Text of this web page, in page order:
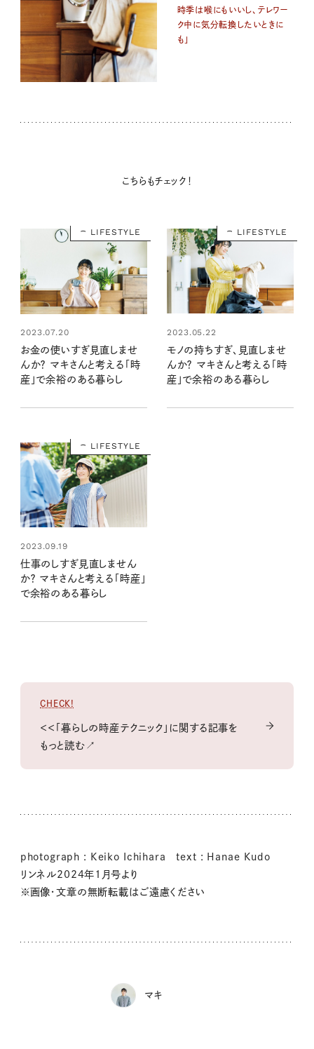
時季は喉にもいいし、テレワー
ク中に気分転換したいときに
も」
こちらもチェック！
LIFESTYLE
2023.07.20
お金の使いすぎ見直しませ
んか？ マキさんと考える「時
産」で余裕のある暮らし
LIFESTYLE
2023.05.22
モノの持ちすぎ、見直しませ
んか？ マキさんと考える「時
産」で余裕のある暮らし
LIFESTYLE
2023.09.19
仕事のしすぎ見直しません
か？ マキさんと考える「時産」
で余裕のある暮らし
CHECK!
＜＜「暮らしの時産テクニック」に関する記事を
もっと読む↗
photograph : Keiko Ichihara text : Hanae Kudo
リンネル2024年1月号より
※画像・文章の無断転載はご遠慮ください
マキ